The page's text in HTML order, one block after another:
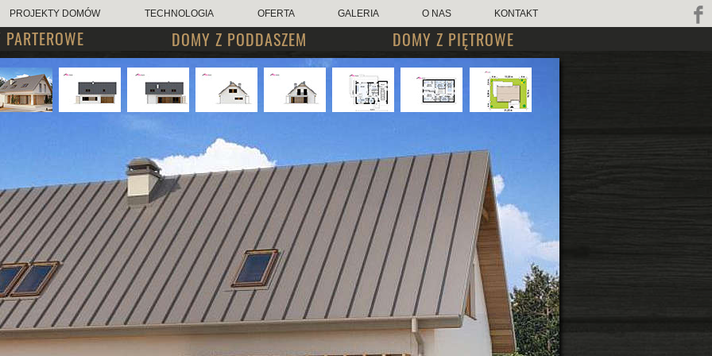
DOMY Z PODDASZEM DOMY Z PIĘTROWE
501 827 38 506 585 855 biuro@warskop.pl
PROJEKTY DOMÓW TECHNOLOGIA OFERTA GALERIA O NAS KONTAKT